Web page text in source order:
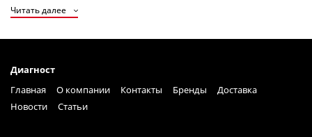
В металлургической промышленности точность измерения
температуры — ключ к качеству продукции и
эффективности производства. Компания "Диагност"
специально для сталеплавильных нагревательных печей и
приборы обеспечивают надежный контроль температуры
в самых сложных условиях, помогая оптимизировать
Читать далее
Диагност
Главная
О компании Контакты Бренды
Доставка
Новости
Статьи